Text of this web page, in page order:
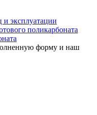
и эксплуатации
поликарбоната
форму и наш